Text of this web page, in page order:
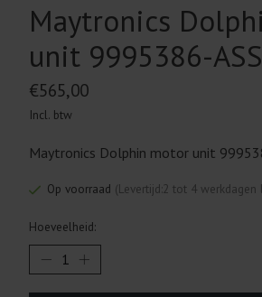
Maytronics
unit 9995386-
€565,00
Incl. btw
Maytronics Dolphin motor unit
Op voorraad (Levertijd:2 tot 4 werkdagen
Hoeveelheid: